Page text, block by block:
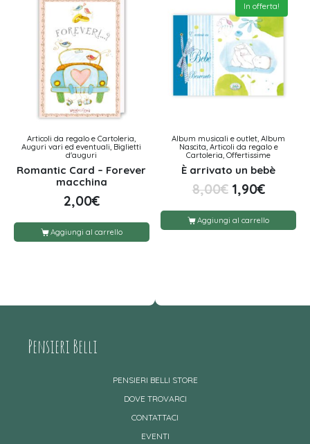
Articoli da regalo e Cartoleria,
Auguri vari ed eventuali, Biglietti
d'auguri
Romantic Card – Forever
macchina
2,00€
Aggiungi al carrello
In offerta!
Album musicali e outlet, Album
Nascita, Articoli da regalo e
Cartoleria, Offertissime
È arrivato un bebè
8,00€ 1,90€
Aggiungi al carrello
Pensieri Belli
PENSIERI BELLI STORE
DOVE TROVARCI
CONTATTACI
EVENTI